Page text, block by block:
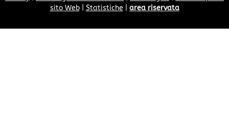
sito Web| Statistiche area riservata